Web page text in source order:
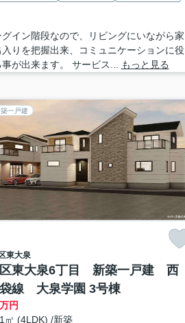
グイン階段なので、リビングにいながら家
りを把握出来、コミュニケーションに役
が出来ます。 サービス...
もっと見る
築一戸建
東大泉
東大泉6丁目 新築一戸建 西
線 大泉学園 3号棟
円
㎡ (4LDK) /新築